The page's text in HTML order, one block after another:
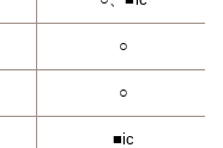
○
○
■ic